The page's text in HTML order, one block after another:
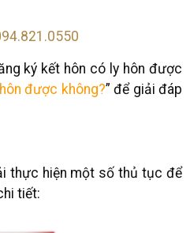
ký kết hôn có ly hôn được
được không?” để giải đáp
thực hiện một số thủ tục để
tiết: